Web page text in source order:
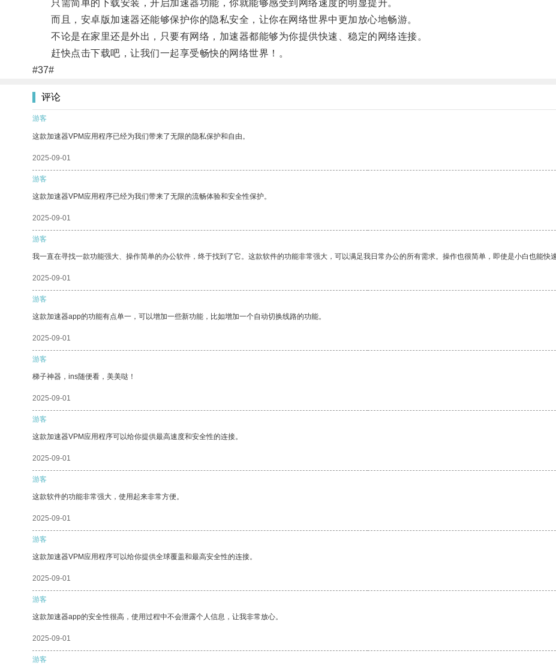
只需简单的下载安装，开启加速器功能，你就能够感受到网络速度的明显提升。
而且，安卓版加速器还能够保护你的隐私安全，让你在网络世界中更加放心地畅游。
不论是在家里还是外出，只要有网络，加速器都能够为你提供快速、稳定的网络连接。
赶快点击下载吧，让我们一起享受畅快的网络世界！。
#37#
评论
游客
这款加速器VPM应用程序已经为我们带来了无限的隐私保护和自由。
2025-09-01
游客
这款加速器VPM应用程序已经为我们带来了无限的流畅体验和安全性保护。
2025-09-01
游客
我一直在寻找一款功能强大、操作简单的办公软件，终于找到了它。这款软件的功能非常强大，可以满足我日常办公的所有需求。操作也很简单，即使是小白也能快速
2025-09-01
游客
这款加速器app的功能有点单一，可以增加一些新功能，比如增加一个自动切换线路的功能。
2025-09-01
游客
梯子神器，ins随便看，美美哒！
2025-09-01
游客
这款加速器VPM应用程序可以给你提供最高速度和安全性的连接。
2025-09-01
游客
这款软件的功能非常强大，使用起来非常方便。
2025-09-01
游客
这款加速器VPM应用程序可以给你提供全球覆盖和最高安全性的连接。
2025-09-01
游客
这款加速器app的安全性很高，使用过程中不会泄露个人信息，让我非常放心。
2025-09-01
游客